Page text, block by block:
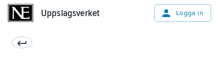
Uppslagsverket Logga in